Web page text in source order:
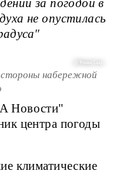
за погодой в
не опустилась
@ Роман Саад
набережной
Новости"
центра погоды
климатические